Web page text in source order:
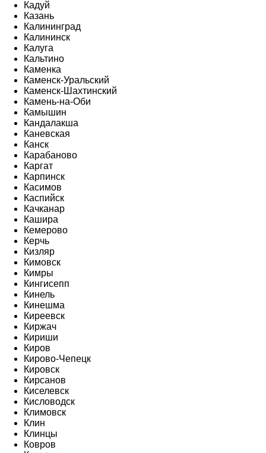
Кадуй
Казань
Калининград
Калининск
Калуга
Кальтино
Каменка
Каменск-Уральский
Каменск-Шахтинский
Камень-на-Оби
Камышин
Кандалакша
Каневская
Канск
Карабаново
Каргат
Карпинск
Касимов
Каспийск
Качканар
Кашира
Кемерово
Керчь
Кизляр
Кимовск
Кимры
Кингисепп
Кинель
Кинешма
Киреевск
Киржач
Кириши
Киров
Кирово-Чепецк
Кировск
Кирсанов
Киселевск
Кисловодск
Климовск
Клин
Клинцы
Ковров